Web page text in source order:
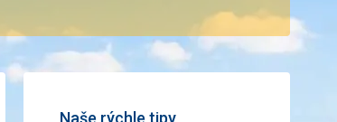
Naše rýchle tipy